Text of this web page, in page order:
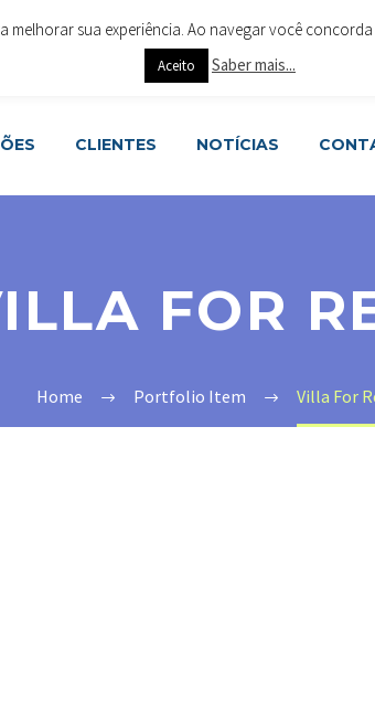
288 Braga +351 253 615 063
CLIENTES NOTÍCIAS
FOR
Home Portfolio Item Villa For
melhorar sua experiência. Ao navegar você
Aceito Saber mais...